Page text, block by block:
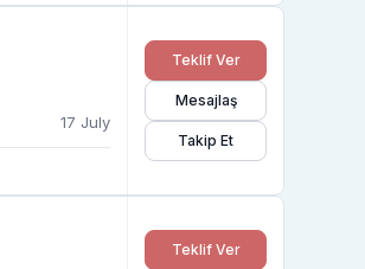
17 July
Teklif Ver
Mesajlaş
Takip Et
Teklif Ver